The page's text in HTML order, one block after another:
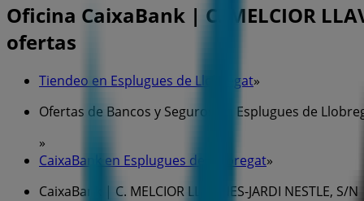
Oficina CaixaBank | C. MELCIOR
ofertas
Tiendeo en Esplugues de Llobregat»
Ofertas de Bancos y Seguros en Esplugues de
»
CaixaBank en Esplugues de Llobregat»
CaixaBank | C. MELCIOR LLAVINES-JARDI NESTLE, S/N